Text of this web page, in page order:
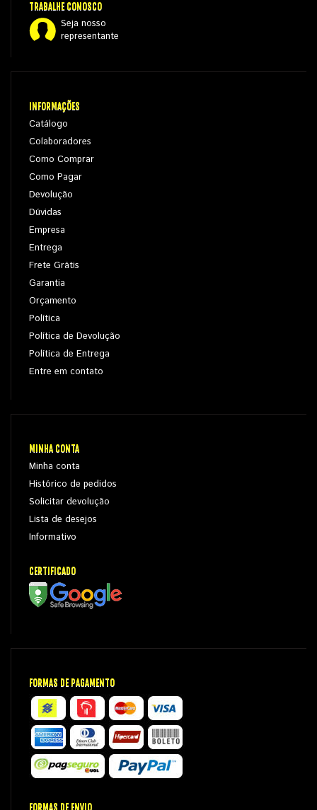
TRABALHE CONOSCO
Seja nosso
representante
INFORMAÇÕES
Catálogo
Colaboradores
Como Comprar
Como Pagar
Devolução
Dúvidas
Empresa
Entrega
Frete Grátis
Garantia
Orçamento
Política
Política de Devolução
Política de Entrega
Entre em contato
MINHA CONTA
Minha conta
Histórico de pedidos
Solicitar devolução
Lista de desejos
Informativo
CERTIFICADO
FORMAS DE PAGAMENTO
FORMAS DE ENVIO